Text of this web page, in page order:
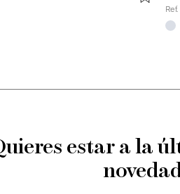
estar a la